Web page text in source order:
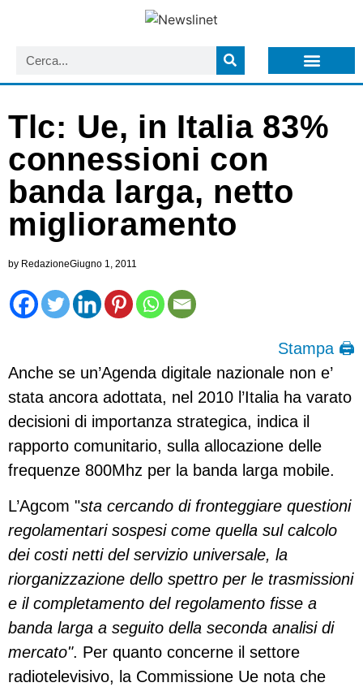
Tlc: Ue, in Italia 83%
connessioni con
banda larga, netto
miglioramento
by RedazioneGiugno 1, 2011
Stampa 🖨
Anche se un’Agenda digitale nazionale non e’
stata ancora adottata, nel 2010 l’Italia ha varato
decisioni di importanza strategica, indica il
rapporto comunitario, sulla allocazione delle
frequenze 800Mhz per la banda larga mobile.
L’Agcom "sta cercando di fronteggiare questioni
regolamentari sospesi come quella sul calcolo
dei costi netti del servizio universale, la
riorganizzazione dello spettro per le trasmissioni
e il completamento del regolamento fisse a
banda larga a seguito della seconda analisi di
mercato". Per quanto concerne il settore
radiotelevisivo, la Commissione Ue nota che